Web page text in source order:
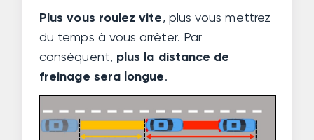
Plus vous roulez vite, plus vous mettrez
du temps à vous arrêter. Par
conséquent, plus la distance de
freinage sera longue.